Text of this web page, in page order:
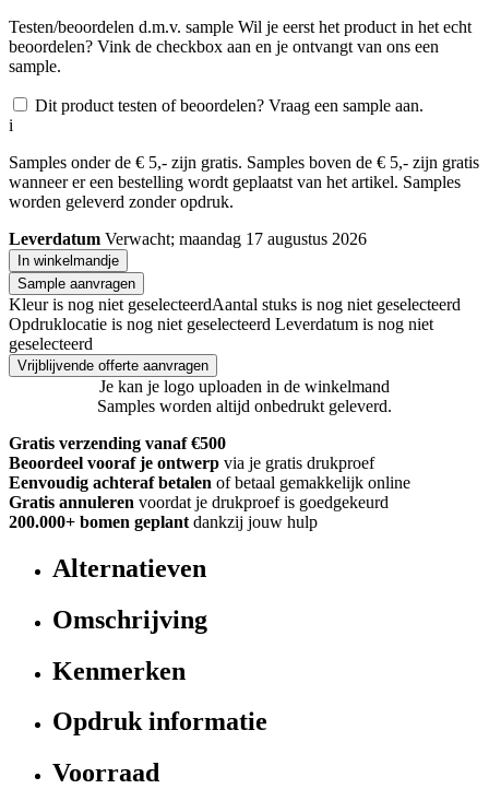
Testen/beoordelen d.m.v. sample Wil je eerst het product in het echt
beoordelen? Vink de checkbox aan en je ontvangt van ons een
sample.
Dit product testen of beoordelen? Vraag een sample aan.
i
Samples onder de € 5,- zijn gratis. Samples boven de € 5,- zijn gratis
wanneer er een bestelling wordt geplaatst van het artikel. Samples
worden geleverd zonder opdruk.
Leverdatum Verwacht; maandag 17 augustus 2026
In winkelmandje
Sample aanvragen
Kleur is nog niet geselecteerdAantal stuks is nog niet geselecteerd
Opdruklocatie is nog niet geselecteerd Leverdatum is nog niet
geselecteerd
Vrijblijvende offerte aanvragen
Je kan je logo uploaden in de winkelmand
Samples worden altijd onbedrukt geleverd.
Gratis verzending vanaf €500
Beoordeel vooraf je ontwerp via je gratis drukproef
Eenvoudig achteraf betalen of betaal gemakkelijk online
Gratis annuleren voordat je drukproef is goedgekeurd
200.000+ bomen geplant dankzij jouw hulp
Alternatieven
Omschrijving
Kenmerken
Opdruk informatie
Voorraad